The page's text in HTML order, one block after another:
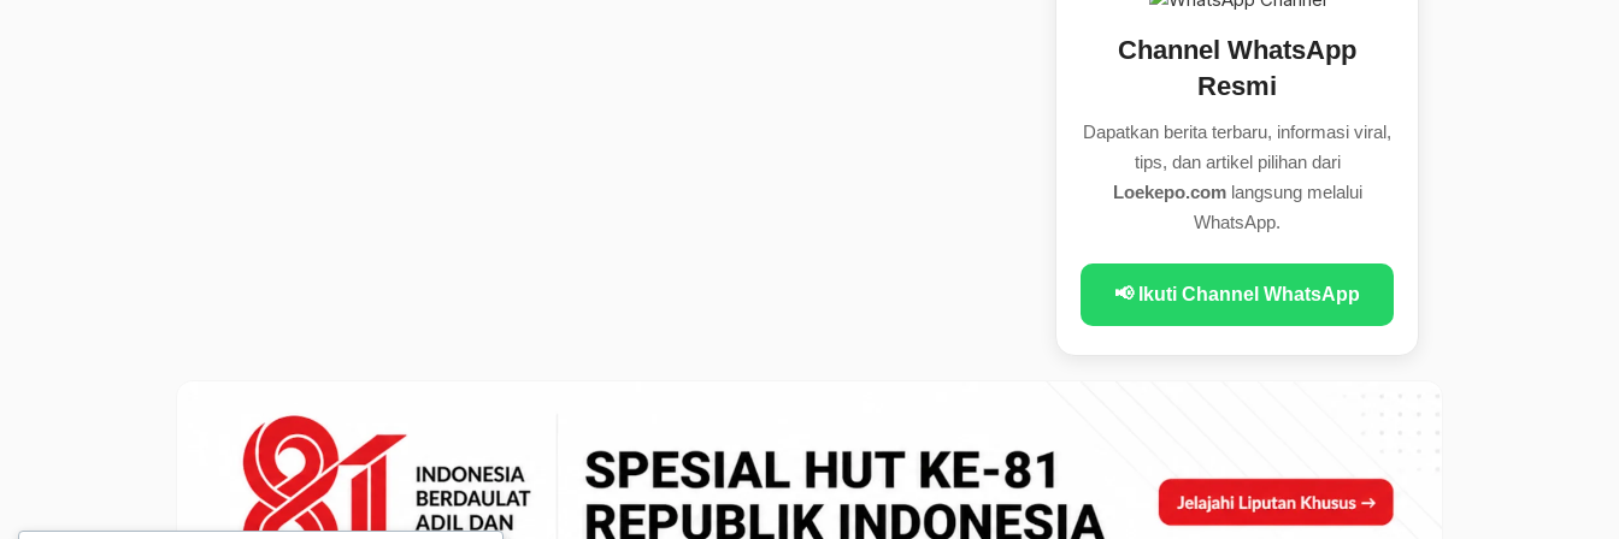
Channel WhatsApp
Resmi
Dapatkan berita terbaru, informasi viral,
tips, dan artikel pilihan dari
Loekepo.comlangsung melalui
WhatsApp.
📢 Ikuti Channel WhatsApp